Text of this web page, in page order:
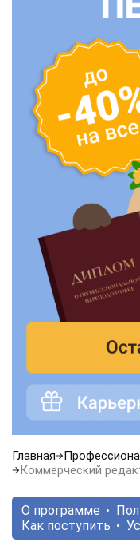
Главная
Коммерческий
О программе
Как поступить